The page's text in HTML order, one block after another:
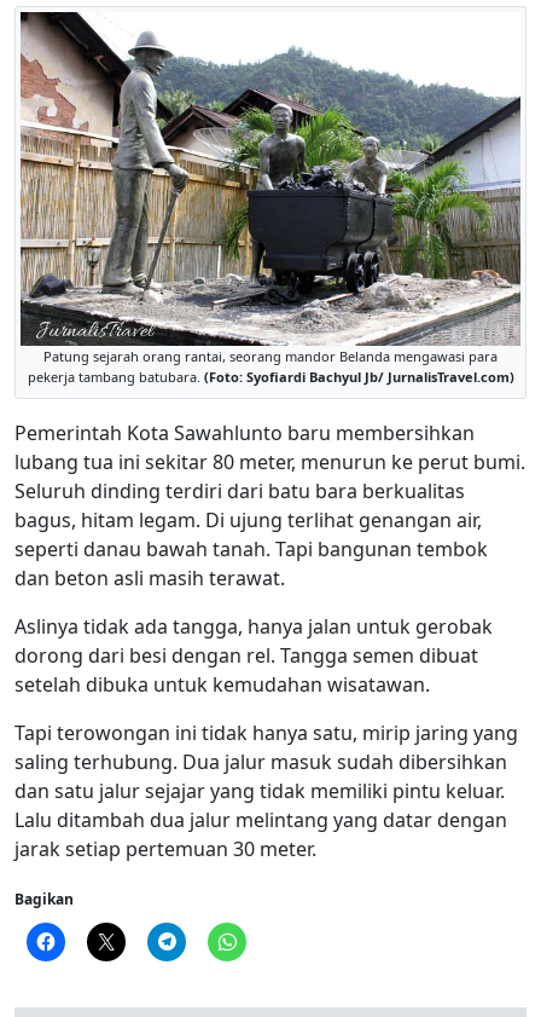
Patung sejarah orang rantai, seorang mandor Belanda mengawasi para
pekerja tambang batubara. (Foto: Syofiardi Bachyul Jb/ JurnalisTravel.com)
Pemerintah Kota Sawahlunto baru membersihkan
lubang tua ini sekitar 80 meter, menurun ke perut bumi.
Seluruh dinding terdiri dari batu bara berkualitas
bagus, hitam legam. Di ujung terlihat genangan air,
seperti danau bawah tanah. Tapi bangunan tembok
dan beton asli masih terawat.
Aslinya tidak ada tangga, hanya jalan untuk gerobak
dorong dari besi dengan rel. Tangga semen dibuat
setelah dibuka untuk kemudahan wisatawan.
Tapi terowongan ini tidak hanya satu, mirip jaring yang
saling terhubung. Dua jalur masuk sudah dibersihkan
dan satu jalur sejajar yang tidak memiliki pintu keluar.
Lalu ditambah dua jalur melintang yang datar dengan
jarak setiap pertemuan 30 meter.
Bagikan